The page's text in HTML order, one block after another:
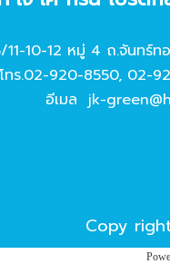
10-12 หมู่ 4 ถ.จันทร์ท
โทร.02-920-8550, 02-
อีเมล jk-
Copy